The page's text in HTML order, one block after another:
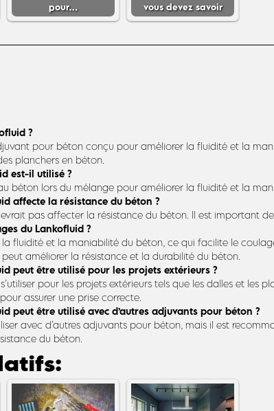
pour…
vous devez savoir
?
pour béton conçu pour améliorer la fluidité et la
planchers en béton.
est-il utilisé ?
béton lors du mélange pour améliorer la fluidité et la
affecte la résistance du béton ?
pas affecter la résistance du béton. Il est important
du Lankofluid ?
la fluidité et la maniabilité du béton, ce qui facilite le
améliorer la résistance et la durabilité du béton.
peut être utilisé pour les projets extérieurs ?
pour les projets extérieurs tels que les dalles et
assurer une prise correcte.
peut être utilisé avec d’autres adjuvants pour béton ?
avec d’autres adjuvants pour béton, mais il est
du béton.